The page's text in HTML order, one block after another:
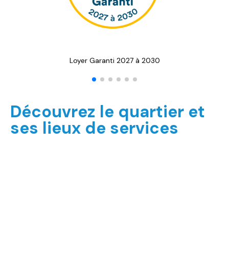
Loyer Garanti 2027 à 2030
Découvrez le quartier et
ses lieux de services